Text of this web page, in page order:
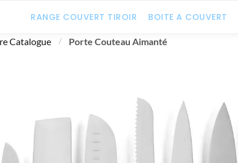
RANGE COUVERT TIROIR BOITE A COUVERT
Catalogue / Porte Couteau Aimanté